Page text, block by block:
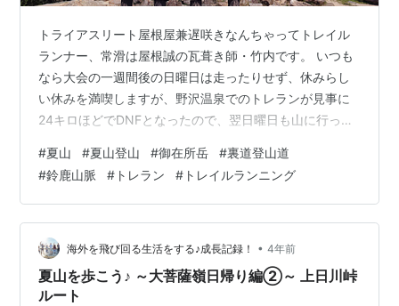
トライアスリート屋根屋兼遅咲きなんちゃってトレイル
ランナー、常滑は屋根誠の瓦葺き師・竹内です。 いつも
なら大会の一週間後の日曜日は走ったりせず、休みらし
い休みを満喫しますが、野沢温泉でのトレランが見事に
24キロほどでDNFとなったので、翌日曜日も山に行って
す。空撮3D動画は↓から。 www.relive.cc 御在所岳は夏
山初心者に超オススメ。 御在所岳はロープウェイがかか
っていて、山頂まで簡単に行くこともできるし、自分の
脚で登っても、山頂の自販機で飲み物、レストランで食
べ物まで補給できます。初心者の夏山登山に超オススメ
です。 とはいえ、真夏は登…
#夏山 #夏山登山 #御在所岳 #裏道登山道
#鈴鹿山脈 # トレラン # トレイルランニング
海外を飛び回る生活をする♪成長記録！ • 4年前
夏山を歩こう♪ ～大菩薩嶺日帰り編②～ 上日川峠
ルート